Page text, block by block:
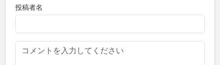
投稿者名